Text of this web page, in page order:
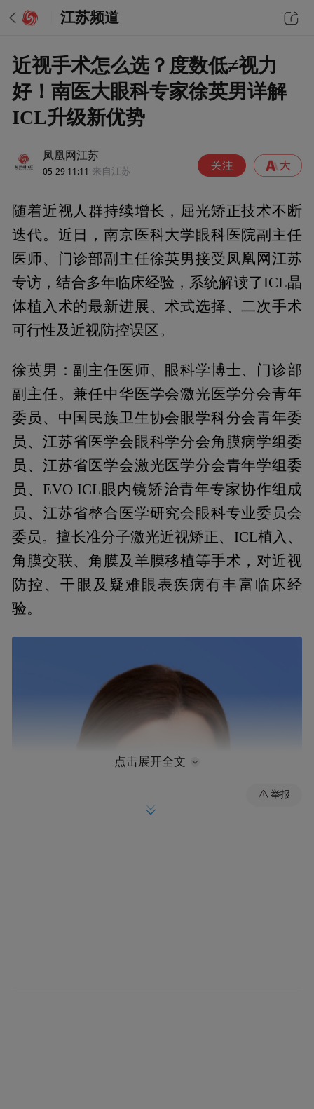
江苏频道
近视手术怎么选？度数低≠视力
好！南医大眼科专家徐英男详解
ICL升级新优势
凤凰网江苏
05-29 11:11 来自江苏
随着近视人群持续增长，屈光矫正技术不断
迭代。近日，南京医科大学眼科医院副主任
医师、门诊部副主任徐英男接受凤凰网江苏
专访，结合多年临床经验，系统解读了ICL晶
体植入术的最新进展、术式选择、二次手术
可行性及近视防控误区。
徐英男：副主任医师、眼科学博士、门诊部
副主任。兼任中华医学会激光医学分会青年
委员、中国民族卫生协会眼学科分会青年委
员、江苏省医学会眼科学分会角膜病学组委
员、江苏省医学会激光医学分会青年学组委
员、EVO ICL眼内镜矫治青年专家协作组成
员、江苏省整合医学研究会眼科专业委员会
委员。擅长准分子激光近视矫正、ICL植入、
角膜交联、角膜及羊膜移植等手术，对近视
防控、干眼及疑难眼表疾病有丰富临床经
验。
点击展开全文
举报